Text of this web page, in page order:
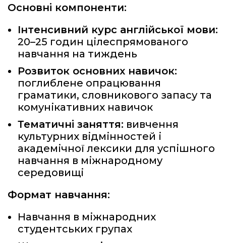
Основні компоненти:
Інтенсивний курс англійської мови:
20–25 годин цілеспрямованого
навчання на тиждень
Розвиток основних навичок:
поглиблене опрацювання
граматики, словникового запасу та
комунікативних навичок
Тематичні заняття: вивчення
культурних відмінностей і
академічної лексики для успішного
навчання в міжнародному
середовищі
Формат навчання:
Навчання в міжнародних
студентських групах